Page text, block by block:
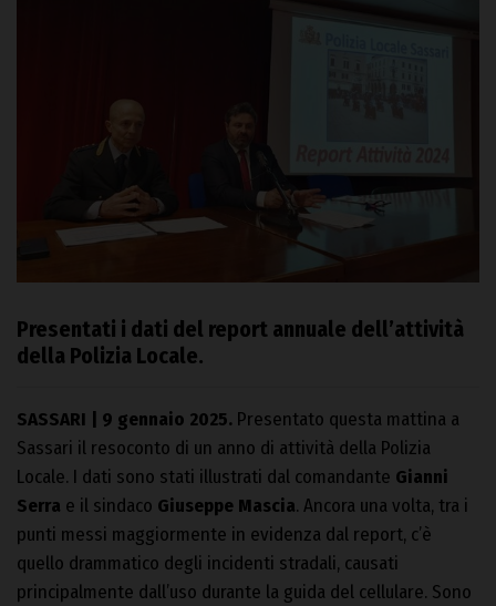
Presentati i dati del report annuale dell’attività
della Polizia Locale.
SASSARI | 9 gennaio 2025. Presentato questa mattina a
Sassari il resoconto di un anno di attività della Polizia
Locale. I dati sono stati illustrati dal comandante Gianni
Serra e il sindaco Giuseppe Mascia. Ancora una volta, tra i
punti messi maggiormente in evidenza dal report, c’è
quello drammatico degli incidenti stradali, causati
principalmente dall’uso durante la guida del cellulare. Sono